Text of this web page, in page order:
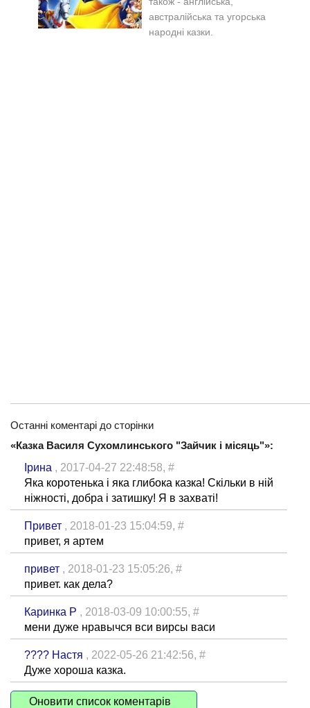
австралійська та угорська
народні казки.
Останні коментарі до сторінки
«Казка Василя Сухомлинського "Зайчик і місяць"»:
Ірина , 2017-04-27 22:48:58, #
Яка коротенька і яка глибока казка! Скільки в ній
ніжності, добра і затишку! Я в захваті!
Привет , 2018-01-23 15:04:59, #
привет, я артем
привет , 2018-01-23 15:05:26, #
привет. как дела?
Каринка Р , 2018-03-09 10:00:55, #
мени дуже нравычся вси вирсы васи
???? Настя , 2022-05-26 21:42:56, #
Дуже хороша казка.
Оновити список коментарів